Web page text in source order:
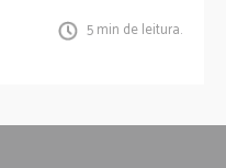
5 min de leitura.